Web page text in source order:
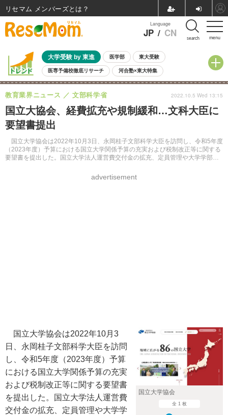
menu
Language
JP / CN search
大学受験 by 東進 医学部 東大受験
医専予備校徹底リサーチ 河合塾×東大特集
親子で考える大学選び 高校受験 中学受験 小学校受験
共通テスト 夏休み 8月開催学校説明会・相談会
8月開催イベント・WS 全国公立高校 過去問 人気記事
自由研究教材（小学生向け）
国立大協会、経費拡充や規制緩和…文科大臣に
要望書提出
国立大学協会は2022年10月3日、永岡桂子文部科学大臣を訪問し、令和5年度
（2023年度）予算における国立大学関係予算の充実および税制改正等に関する
要望書を提出した。国立大学法人運営費交付金の拡充、定員管理や大学学部設
教育業界ニュース 文部科学省
advertisement
2022.10.5 Wed 13:15
国立大学協会
全 1 枚
国立大学協会は2022年10月3
日、永岡桂子文部科学大臣を訪問
し、令和5年度（2023年度）予算
における国立大学関係予算の充実
および税制改正等に関する要望書
を提出した。国立大学法人運営費
交付金の拡充、定員管理や大学学
リセマム メンバーズ